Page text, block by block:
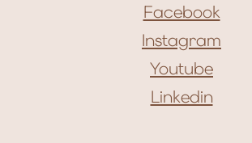
Facebook
Instagram
Youtube
Linkedin